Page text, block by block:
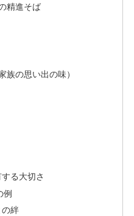
精進そば
族の思い出の味）
る大切さ
例
の絆